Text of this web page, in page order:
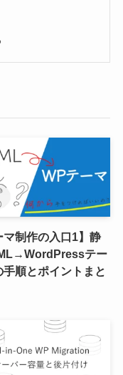
マ制作の入口1】静
テー
手順とポイントまと